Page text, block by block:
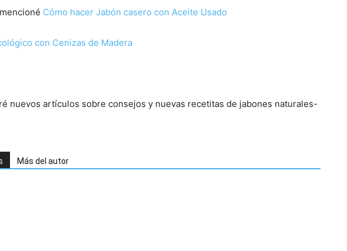
Cómo hacer Jabón casero con Aceite Usado
con Cenizas de Madera
nuevos artículos sobre consejos y nuevas recetitas de jabones naturales-
Más del autor